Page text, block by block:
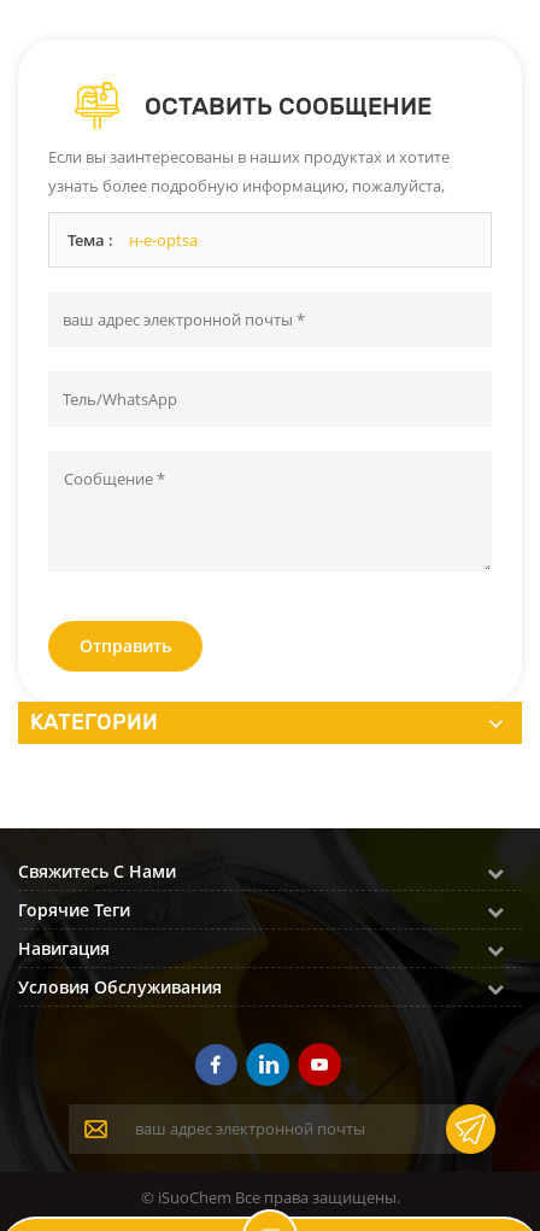
ОСТАВИТЬ СООБЩЕНИЕ
Если вы заинтересованы в наших продуктах и ​​хотите
узнать более подробную информацию, пожалуйста,
оставьте сообщение здесь, и мы ответим вам, как только
сможем.
Тема : н-е-optsa
Отправить
КАТЕГОРИИ
Свяжитесь С Нами
Горячие Теги
Навигация
Условия Обслуживания
© iSuoChem Все права защищены.